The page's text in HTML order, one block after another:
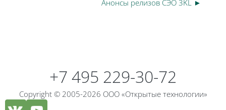
Анонсы релизов СЭО 3KL ►
+7 495 229-30-72
Copyright © 2005-2026 ООО «Открытые технологии»